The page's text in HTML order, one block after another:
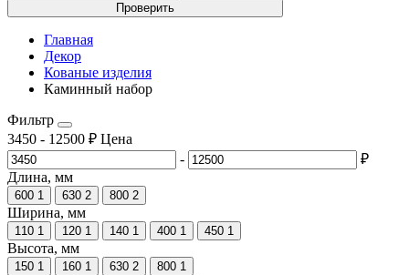
Проверить
Главная
Декор
Кованые изделия
Каминный набор
Фильтр
3450 - 12500 ₽ Цена
-
₽
Длина, мм
600 1 630 2 800 2
Ширина, мм
110 1 120 1 140 1 400 1 450 1
Высота, мм
150 1 160 1 630 2 800 1